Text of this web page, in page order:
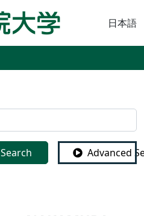
日本語
Search Advanced